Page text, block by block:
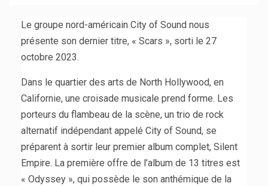
Le groupe nord-américain City of Sound nous
présente son dernier titre, « Scars », sorti le 27
octobre 2023.
Dans le quartier des arts de North Hollywood, en
Californie, une croisade musicale prend forme. Les
porteurs du flambeau de la scène, un trio de rock
alternatif indépendant appelé City of Sound, se
préparent à sortir leur premier album complet, Silent
Empire. La première offre de l’album de 13 titres est
« Odyssey », qui possède le son anthémique de la